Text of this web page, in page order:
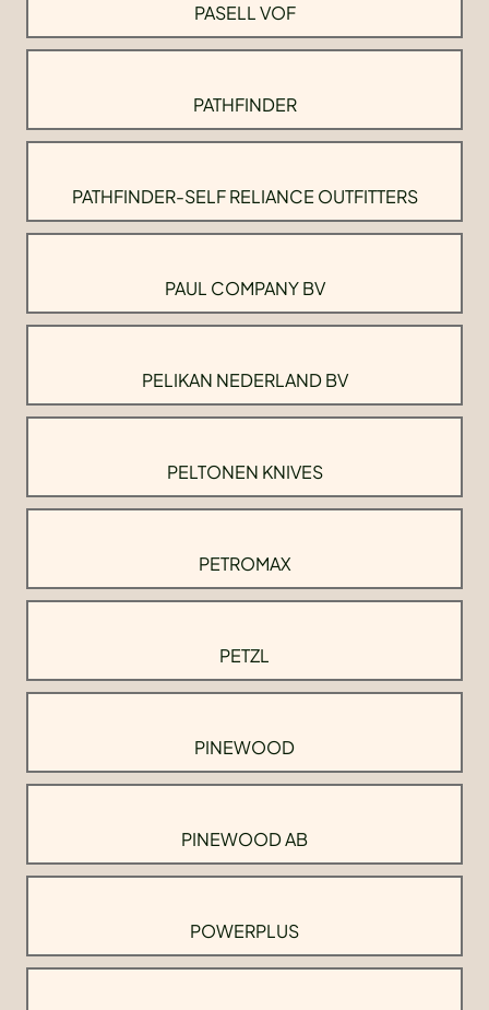
PASELL VOF
PATHFINDER
PATHFINDER-SELF RELIANCE OUTFITTERS
PAUL COMPANY BV
PELIKAN NEDERLAND BV
PELTONEN KNIVES
PETROMAX
PETZL
PINEWOOD
PINEWOOD AB
POWERPLUS